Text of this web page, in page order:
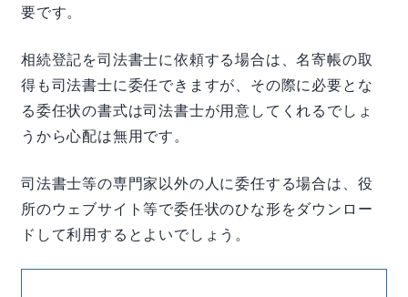
要です。
相続登記を司法書士に依頼する場合は、名寄帳の取
得も司法書士に委任できますが、その際に必要とな
る委任状の書式は司法書士が用意してくれるでしょ
うから心配は無用です。
司法書士等の専門家以外の人に委任する場合は、役
所のウェブサイト等で委任状のひな形をダウンロー
ドして利用するとよいでしょう。